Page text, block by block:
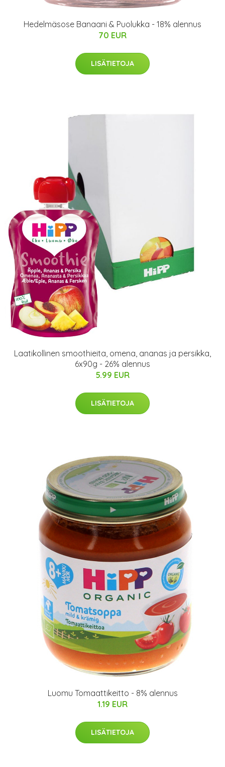
Hedelmäsose Banaani & Puolukka - 18% alennus
70 EUR
LISÄTIETOJA
Laatikollinen smoothieita, omena, ananas ja persikka,
6x90g - 26% alennus
5.99 EUR
LISÄTIETOJA
Luomu Tomaattikeitto - 8% alennus
1.19 EUR
LISÄTIETOJA